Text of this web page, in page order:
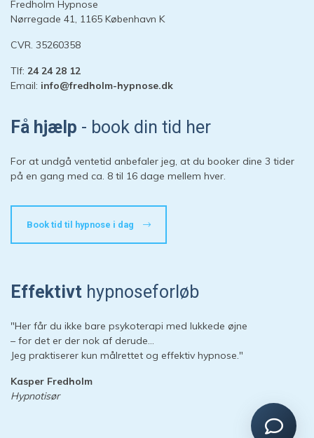
Fredholm Hypnose
Nørregade 41, 1165 København K
CVR. 35260358
Tlf: 24 24 28 12
Email: info@fredholm-hypnose.dk
Få hjælp - book din tid her
For at undgå ventetid anbefaler jeg, at du booker dine 3 tider
på en gang med ca. 8 til 16 dage mellem hver.
Book tid til hypnose i dag
Effektivt hypnoseforløb
"Her får du ikke bare psykoterapi med lukkede øjne
– for det er der nok af derude…
Jeg praktiserer kun målrettet og effektiv hypnose."
Kasper Fredholm
Hypnotisør
Hej 👋
Start en ny samtale
Har du et spørgsmål? Start en ny samtale
Kontaktinformation
Booking
Sessioner
Forberedelse